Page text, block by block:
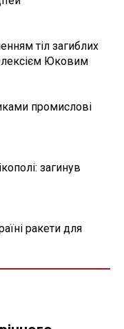
тіл загиблих
Юковим
промислові
загинув
ракети для